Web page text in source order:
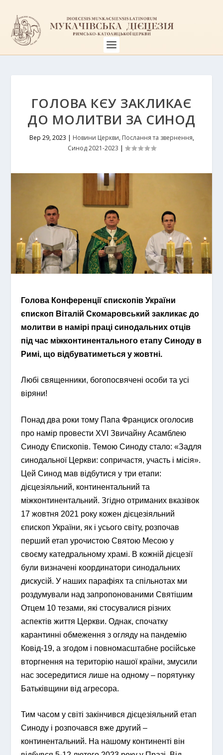
ГОЛОВА КЄУ ЗАКЛИКАЄ
ДО МОЛИТВИ ЗА СИНОД
Вер 29, 2023 | Новини Церкви, Послання та звернення,
Синод 2021-2023 |
Голова Конференції єпископів України
єпископ Віталій Скомаровський закликає до
молитви в намірі праці синодальних отців
під час міжконтинентального етапу Синоду в
Римі, що відбуватиметься у жовтні.
Любі священники, богопосвячені особи та усі
віряни!
Понад два роки тому Папа Франциск оголосив
про намір провести XVI Звичайну Асамблею
Синоду Єпископів. Темою Синоду стало: «Задля
синодальної Церкви: сопричастя, участь і місія».
Цей Синод мав відбутися у три етапи:
дієцезіяльний, континентальний та
міжконтинентальний. Згідно отриманих вказівок
17 жовтня 2021 року кожен дієцезіяльний
єпископ України, як і усього світу, розпочав
перший етап урочистою Святою Месою у
своєму катедральному храмі. В кожній дієцезії
були визначені координатори синодальних
дискусій. У наших парафіях та спільнотах ми
роздумували над запропонованими Святішим
Отцем 10 тезами, які стосувалися різних
аспектів життя Церкви. Однак, спочатку
карантинні обмеження з огляду на пандемію
Ковід-19, а згодом і повномасштабне російське
вторгнення на територію нашої країни, змусили
нас зосередитися лише на одному – порятунку
Батьківщини від агресора.
Тим часом у світі закінчився дієцезіяльний етап
Синоду і розпочався вже другий –
континентальний. На нашому континенті він